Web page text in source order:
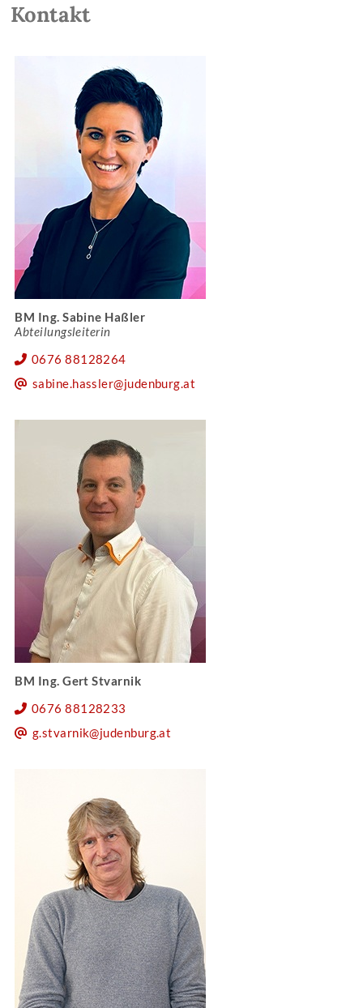
Kontakt
BM Ing. Sabine Haßler
Abteilungsleiterin
0676 88128264
sabine.hassler@judenburg.at
BM Ing. Gert Stvarnik
0676 88128233
g.stvarnik@judenburg.at